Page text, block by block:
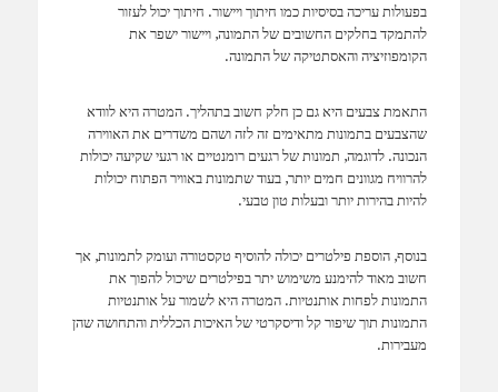
בפעולות עריכה בסיסיות כמו חיתוך ויישור. חיתוך יכול לעזור
להתמקד בחלקים החשובים של התמונה, ויישור ישפר את
הקומפוזיציה והאסתטיקה של התמונה.
התאמת צבעים היא גם כן חלק חשוב בתהליך. המטרה היא לוודא
שהצבעים בתמונות מתאימים זה לזה ושהם משדרים את האווירה
הנכונה. לדוגמה, תמונות של רגעים רומנטיים או רגעי שקיעה יכולות
להרוויח מגוונים חמים יותר, בעוד שתמונות באוויר הפתוח יכולות
להיות בהירות יותר ובעלות טון טבעי.
בנוסף, הוספת פילטרים יכולה להוסיף טקסטורה ועומק לתמונות, אך
חשוב מאוד להימנע משימוש יתר בפילטרים שיכול להפוך את
התמונות לפחות אותנטיות. המטרה היא לשמור על אותנטיות
התמונות תוך שיפור קל ודיסקרטי של האיכות הכללית והתחושה שהן
מעבירות.